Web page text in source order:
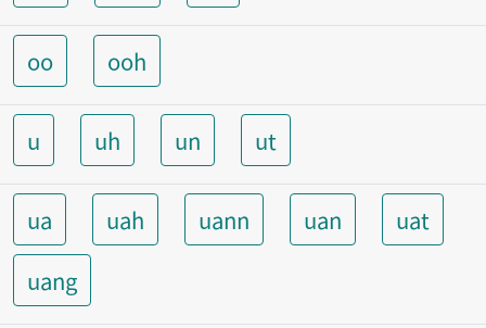
oo ooh
u uh un ut
ua uah uann uan
uat
uang